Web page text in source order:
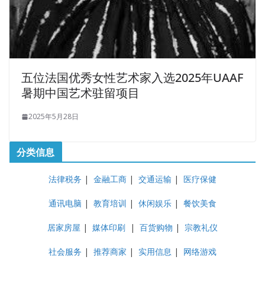
五位法国优秀女性艺术家入选2025年UAAF
暑期中国艺术驻留项目
2025年5月28日
分类信息
法律税务 | 金融工商 | 交通运输 | 医疗保健
通讯电脑 | 教育培训 | 休闲娱乐 | 餐饮美食
居家房屋 | 媒体印刷 | 百货购物 | 宗教礼仪
社会服务 | 推荐商家 | 实用信息 | 网络游戏